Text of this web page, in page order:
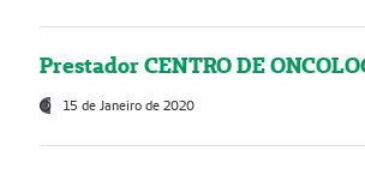
Prestador CENTRO DE
15 de Janeiro de 2020